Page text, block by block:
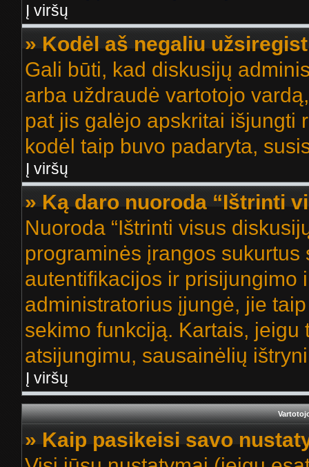
Į viršų
» Kodėl aš negaliu
Gali būti, kad diskusijų
arba uždraudė vartotojo
pat jis galėjo apskritai išjungti
kodėl taip buvo padaryta,
Į viršų
» Ką daro nuoroda “Ištrinti
Nuoroda “Ištrinti visus
programinės įrangos
autentifikacijos ir prisijungimo
administratorius įjungė, jie
sekimo funkciją. Kartais,
atsijungimu, sausainėlių
Į viršų
» Kaip pasikeisi savo